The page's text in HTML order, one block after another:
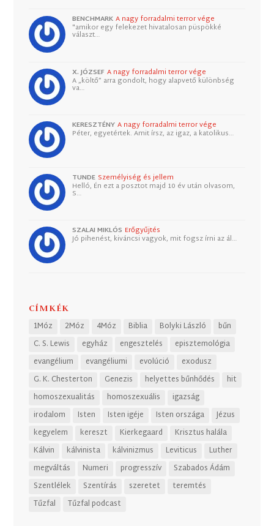
BENCHMARK A nagy forradalmi terror vége
"amikor egy felekezet hivatalosan püspökké
választ…
X. JÓZSEF A nagy forradalmi terror vége
A „költő” arra gondolt, hogy alapvető különbség
va…
KERESZTÉNY A nagy forradalmi terror vége
Péter, egyetértek. Amit írsz, az igaz, a katolikus…
TUNDE Személyiség és jellem
Helló, Én ezt a posztot majd 10 év után olvasom,
S…
SZALAI MIKLÓS Erőgyűjtés
Jó pihenést, kiváncsi vagyok, mit fogsz írni az ál…
CÍMKÉK
1Móz 2Móz 4Móz Biblia Bolyki László
bűn
C. S. Lewis
egyház engesztelés
episztemológia
evangélium
evangéliumi evolúció
exodusz
G. K. Chesterton
Genezis helyettes bűnhődés
hit
homoszexualitás
homoszexuális
igazság
irodalom
Isten Isten igéje Isten országa
Jézus
kegyelem
kereszt Kierkegaard
Krisztus halála
Kálvin
kálvinista kálvinizmus Leviticus
Luther
megváltás
Numeri progresszív
Szabados Ádám
Szentlélek
Szentírás szeretet
teremtés
Tűzfal
Tűzfal podcast